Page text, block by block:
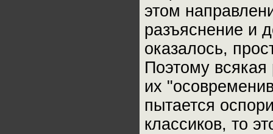
этом
разъяснение и
оказалось,
Поэтому
их
пытается
классиков, то